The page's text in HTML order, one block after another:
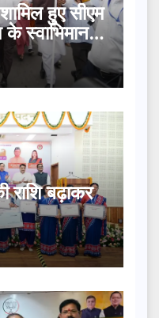
हुए सीएम
स्वाभिमान
राशि बढ़ाकर